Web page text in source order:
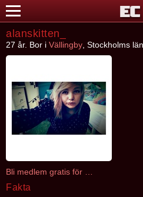
alanskitten_
27 år. Bor i Vällingby , Stockholms
Fakta